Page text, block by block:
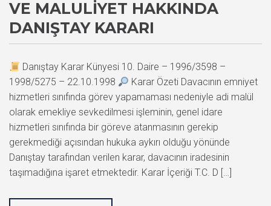
VE MALULIYET HAKKINDA
DANIŞTAY KARARI
Danıştay Karar Künyesi 10. Daire – 1996/3598 –
1998/5275 – 22.10.1998
Karar Özeti Davacının emniyet
hizmetleri sınıfında görev yapamaması nedeniyle adi malül
olarak emekliye sevkedilmesi işleminin, genel idare
hizmetleri sınıfında bir göreve atanmasının gerekip
gerekmediği açısından hukuka aykırı olduğu yönünde
Danıştay tarafından verilen karar, davacının iradesinin
taşımadığına işaret etmektedir. Karar İçeriği T.C. D […]